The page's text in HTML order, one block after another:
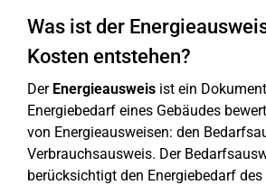
Was ist der
Kosten entstehen?
Der Energieausweis ist ein
Energiebedarf eines Gebäudes
von Energieausweisen: den
Verbrauchsausweis. Der
berücksichtigt den Energiebedarf des